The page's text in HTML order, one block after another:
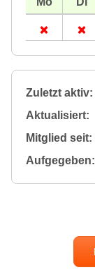
Zuletzt aktiv:
Aktualisiert:
Mitglied seit:
Aufgegeben: